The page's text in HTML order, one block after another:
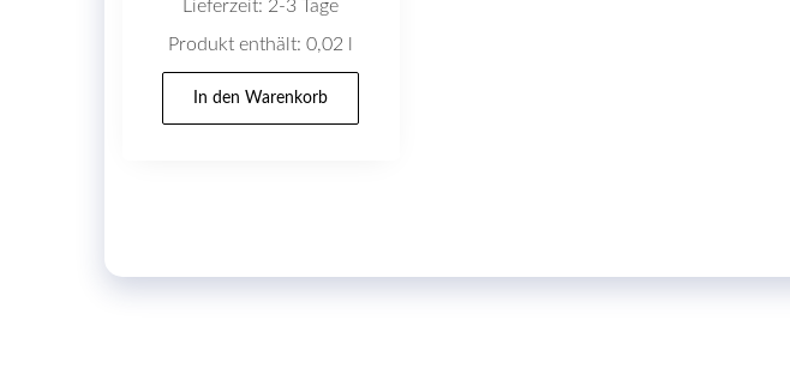
Lieferzeit: 2-3 Tage
Produkt enthält: 0,02
In den Warenkorb